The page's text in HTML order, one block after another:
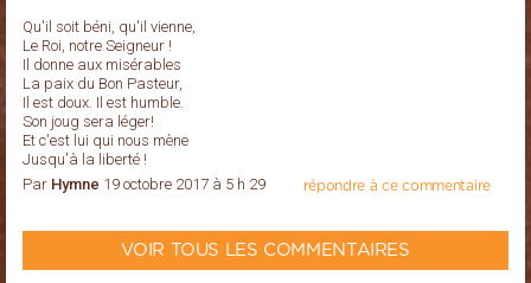
Qu'il soit béni, qu'il vienne,
Le Roi, notre Seigneur !
Il donne aux misérables
La paix du Bon Pasteur,
Il est doux. Il est humble.
Son joug sera léger!
Et c'est lui qui nous mène
Jusqu'à la liberté !
Par Hymne 19 octobre 2017 à 5 h 29 répondre à ce commentaire
VOIR TOUS LES COMMENTAIRES